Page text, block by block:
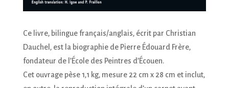
Ce livre, bilingue français/anglais, écrit par Christian
Dauchel, est la biographie de Pierre Édouard Frère,
fondateur de l’École des Peintres d’Écouen.
Cet ouvrage pèse 1,1 kg, mesure 22 cm x 28 cm et inclut,